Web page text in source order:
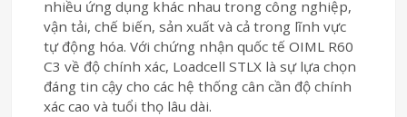
nhiều ứng dụng khác nhau trong công nghiệp,
vận tải, chế biến, sản xuất và cả trong lĩnh vực
tự động hóa. Với chứng nhận quốc tế OIML R60
C3 về độ chính xác, Loadcell STLX là sự lựa chọn
đáng tin cậy cho các hệ thống cân cần độ chính
xác cao và tuổi thọ lâu dài.